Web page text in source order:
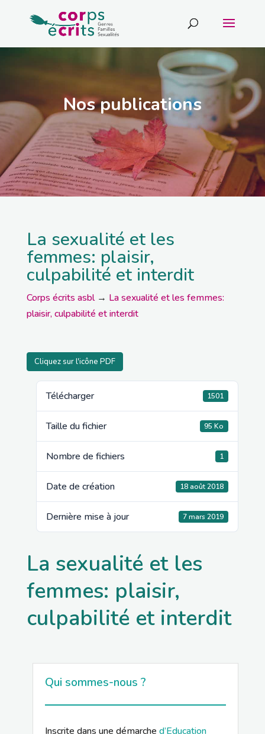
Nos publications
La sexualité et les
femmes: plaisir,
culpabilité et interdit
Corps écrits asbl→ La sexualité et les femmes:
plaisir, culpabilité et interdit
Cliquez sur l'icône PDF
Télécharger 1501
Taille du fichier 95 Ko
Nombre de fichiers 1
Date de création 18 août 2018
Dernière mise à jour 7 mars 2019
La sexualité et les
femmes: plaisir,
culpabilité et interdit
Qui sommes-nous ?
Inscrite dans une démarche d’Education